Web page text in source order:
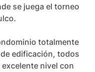
se juega el torneo
totalmente
edificación, todos
nivel con